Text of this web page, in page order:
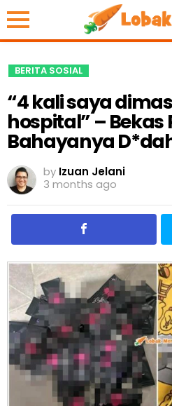
BERITA SOSIAL
“4 kali saya
hospital” – Bekas
Bahayanya
by Izuan Jelani
3 months ago